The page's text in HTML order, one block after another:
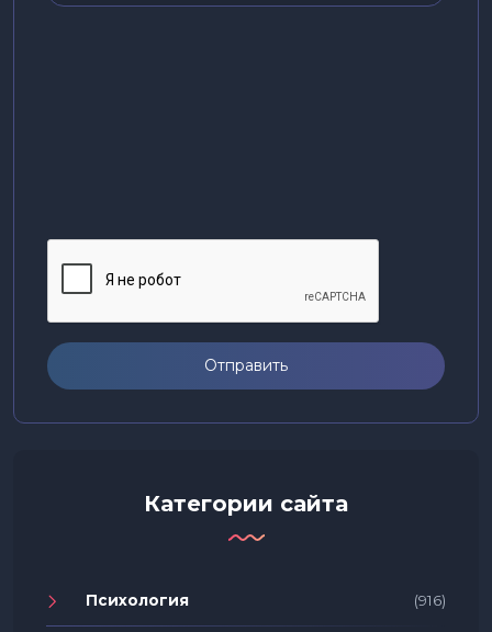
Отправить
Категории сайта
Психология (916)